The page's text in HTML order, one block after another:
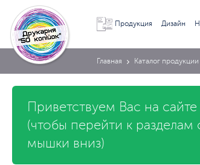
Продукция Дизайн
Главная Каталог продукции
Приветствуем Вас на
(чтобы перейти к разделам
мышки вниз)